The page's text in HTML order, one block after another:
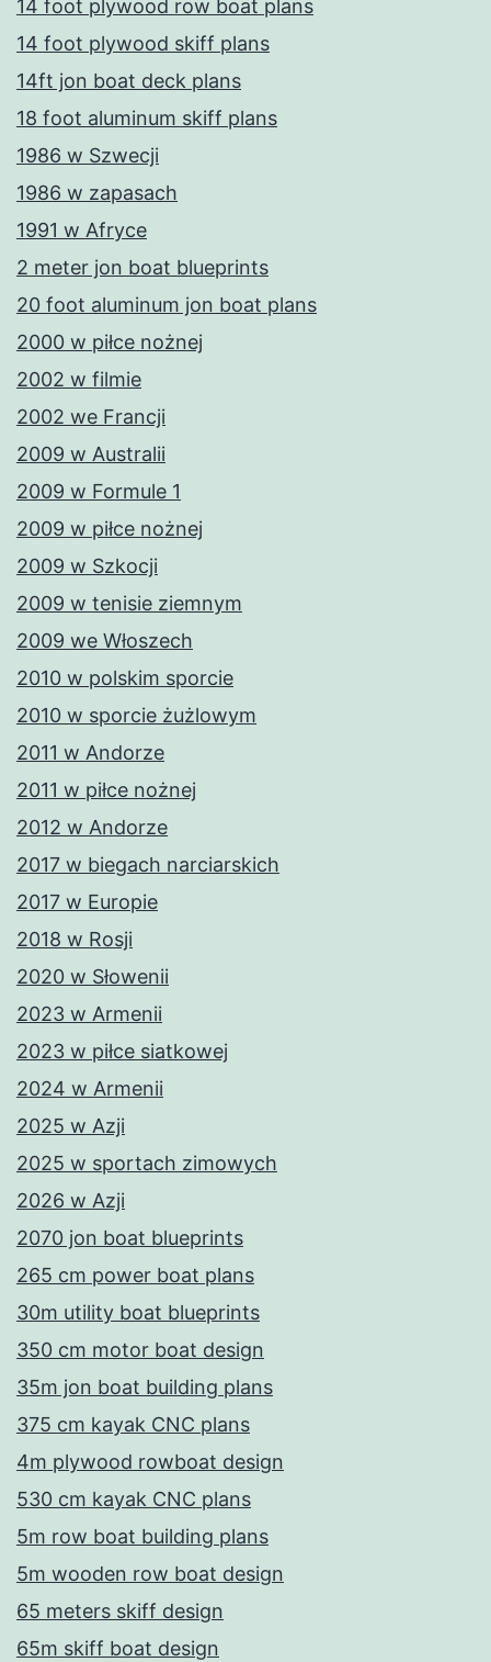
14 foot plywood row boat plans
14 foot plywood skiff plans
14ft jon boat deck plans
18 foot aluminum skiff plans
1986 w Szwecji
1986 w zapasach
1991 w Afryce
2 meter jon boat blueprints
20 foot aluminum jon boat plans
2000 w piłce nożnej
2002 w filmie
2002 we Francji
2009 w Australii
2009 w Formule 1
2009 w piłce nożnej
2009 w Szkocji
2009 w tenisie ziemnym
2009 we Włoszech
2010 w polskim sporcie
2010 w sporcie żużlowym
2011 w Andorze
2011 w piłce nożnej
2012 w Andorze
2017 w biegach narciarskich
2017 w Europie
2018 w Rosji
2020 w Słowenii
2023 w Armenii
2023 w piłce siatkowej
2024 w Armenii
2025 w Azji
2025 w sportach zimowych
2026 w Azji
2070 jon boat blueprints
265 cm power boat plans
30m utility boat blueprints
350 cm motor boat design
35m jon boat building plans
375 cm kayak CNC plans
4m plywood rowboat design
530 cm kayak CNC plans
5m row boat building plans
5m wooden row boat design
65 meters skiff design
65m skiff boat design